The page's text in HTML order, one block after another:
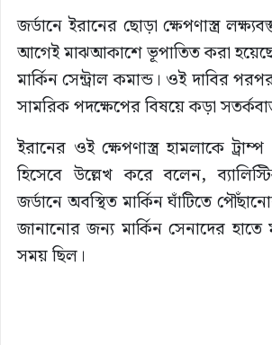
জর্ডানে ইরানের ছোড়া ক্ষেপণাস্ত্র
আগেই মাঝআকাশে ভূপাতিত করা
মার্কিন সেন্ট্রাল কমান্ড। ওই দাবির
সামরিক পদক্ষেপের বিষয়ে কড়া
ইরানের ওই ক্ষেপণাস্ত্র হামলাকে
হিসেবে উল্লেখ করে বলেন,
জর্ডানে অবস্থিত মার্কিন ঘাঁটিতে
জানানোর জন্য মার্কিন সেনাদের হাতে
সময় ছিল।